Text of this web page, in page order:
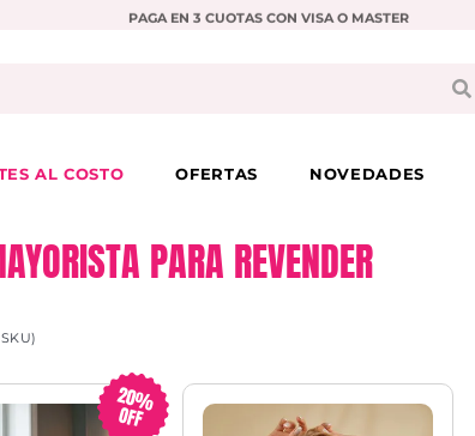
PAGA EN 3 CUOTAS CON VISA O MASTER
AL COSTO OFERTAS NOVEDADES
PARA REVENDER
20%
OFF